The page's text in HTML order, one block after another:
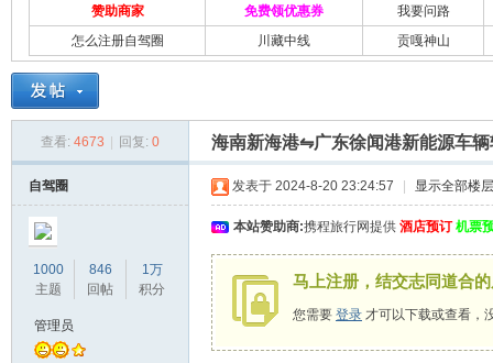
索
自 » › › › › ›
赞助商家 免费领优惠券
我要问路
怎么注册自驾圈
川藏中线 贡嘎神山
查看: 4673 回复: 0 海南新海港⇋广东徐闻港新能源车
自驾圈
1000
主题
846
回帖
1万
积分
管理员
发表于 2024-8-20 23:24:57 显示全部楼层
本站赞助商:携程旅行网提供 酒店预订 机票
马上注册，结交志同道合
您需要 登录 才可以下载或查看，